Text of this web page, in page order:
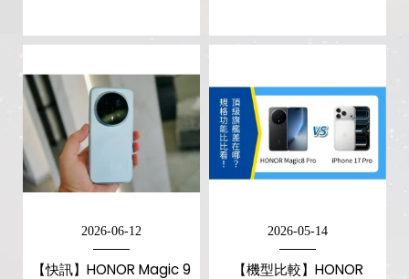
2026-06-12
【快訊】HONOR Magic 9
2026-05-14
【機型比較】HONOR